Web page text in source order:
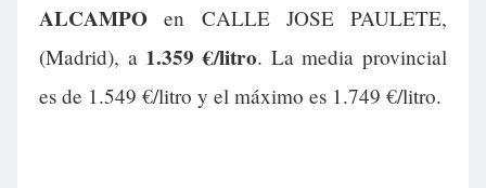
ALCAMPO en CALLE JOSE PAULETE,
(Madrid), a 1.359 €/litro. La media provincial
es de 1.549 €/litro y el máximo es 1.749 €/litro.